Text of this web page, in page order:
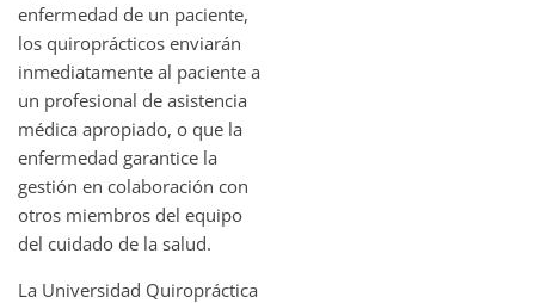
enfermedad de un paciente,
los quiroprácticos enviarán
inmediatamente al paciente a
un profesional de asistencia
médica apropiado, o que la
enfermedad garantice la
gestión en colaboración con
otros miembros del equipo
del cuidado de la salud.
La Universidad Quiropráctica